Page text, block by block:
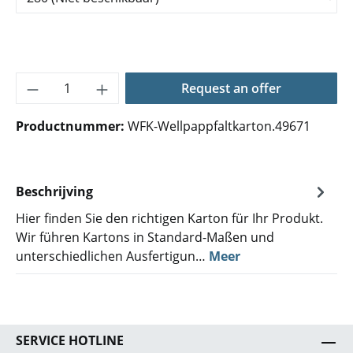
Producthoeveelheid: Voer de gewenste
Request an offer
Productnummer: WFK-Wellpappfaltkarton.49671
Beschrijving
Hier finden Sie den richtigen Karton für Ihr Produkt.
Wir führen Kartons in Standard-Maßen und
unterschiedlichen Ausfertigun… Meer
SERVICE HOTLINE